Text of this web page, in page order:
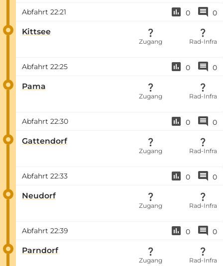
Abfahrt 22:21 0 0
Kittsee
Zugang Rad-Infra
Abfahrt 22:25 0 0
Pama
Zugang Rad-Infra
Abfahrt 22:30 0 0
Gattendorf
Zugang Rad-Infra
Abfahrt 22:33 0 0
Neudorf
Zugang Rad-Infra
Abfahrt 22:39 0 0
Parndorf
Zugang Rad-Infra